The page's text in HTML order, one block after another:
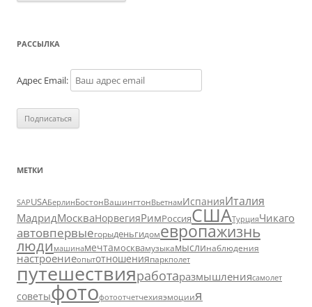
РАССЫЛКА
Адрес Email:
МЕТКИ
SAPUSAБерлинБостонВашингтонВьетнамИспанияИталия
МадридМоскваНорвегияРимРоссияСШАТурцияЧикаго
автовпервыегорыденьгидомевропажизнь
люди машинамечтамосквамузыкамыслинаблюдения
настроениеопытотношенияпаркполет
путешествияработаразмышлениясамолет
советыфотофотоотчетчехияэмоциия